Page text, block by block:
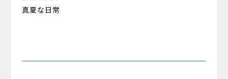
真夏な日常